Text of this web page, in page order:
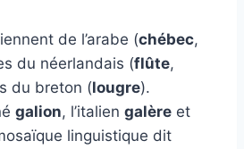
de l’arabe (chébec,
du néerlandais (flûte,
du breton (lougre).
galion, l’italien galère et
linguistique dit